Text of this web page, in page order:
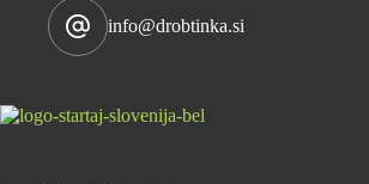
info@drobtinka.si